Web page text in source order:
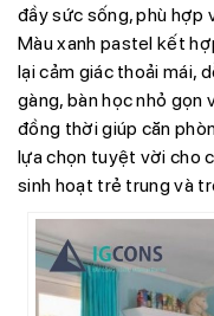
đầy sức sống, phù hợp
Màu xanh pastel kết
lại cảm giác thoải mái,
gàng, bàn học nhỏ gọn
đồng thời giúp căn
lựa chọn tuyệt vời cho
sinh hoạt trẻ trung và